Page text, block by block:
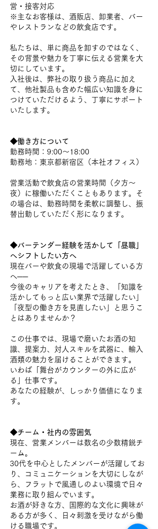
営・接客対応
※主なお客様は、酒販店、卸業者、バー
やレストランなどの飲食店です。
私たちは、単に商品を卸すのではなく、
その背景や魅力を丁寧に伝える営業を大
切にしています。
入社後は、弊社の取り扱う商品に加え
て、他社製品も含めた幅広い知識を身に
つけていただけるよう、丁寧にサポート
いたします。
◆働き方について
勤務時間：9:00～18:00
勤務地：東京都新宿区（本社オフィス）
営業活動で飲食店の営業時間（夕方〜
夜）に稼働いただくこともあります。そ
の場合は、勤務時間を柔軟に調整し、振
替出勤していただく形になります。
◆バーテンダー経験を活かして「昼職」
へシフトしたい方へ
現在バーや飲食の現場で活躍している方
へ──
今後のキャリアを考えたとき、「知識を
活かしてもっと広い業界で活躍したい」
「夜型の働き方を見直したい」と思うこ
とはありませんか？
この仕事では、現場で磨いたお酒の知
識、提案力、対人スキルを武器に、輸入
酒類の魅力を届けることができます。
いわば「舞台がカウンターの外に広が
る」仕事です。
あなたの経験が、しっかり価値になりま
す。
◆チーム・社内の雰囲気
現在、営業メンバーは数名の少数精鋭チ
ーム。
30代を中心としたメンバーが活躍してお
り、コミュニケーションを大切にしなが
ら、フラットで風通しのよい環境で日々
業務に取り組んでいます。
お酒が好きな方、国際的な文化に興味が
ある方が多く、日々刺激を受けながら働
ける職場です。